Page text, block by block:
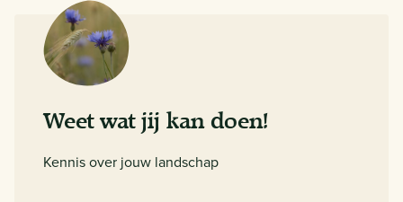
Weet wat jij kan doen!
Kennis over jouw landschap